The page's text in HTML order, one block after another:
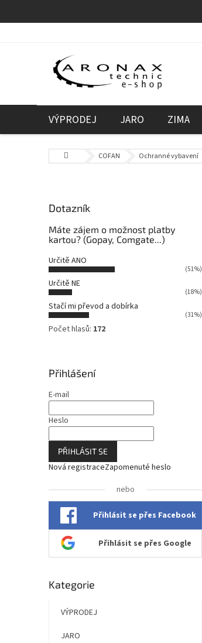
VÝPRODEJ JARO ZIMA
Domů COFAN Ochranné vybavení
s
t
r
n
n
í
p
a
n
Dotazník
Máte zájem o možnost platby
kartou? (Gopay, Comgate...)
Určitě ANO
(51%)
Určitě NE
(18%)
Stačí mi převod a dobírka
(31%)
Počet hlasů: 172
Přihlášení
E-mail
Heslo
PŘIHLÁSIT SE
Nová registraceZapomenuté heslo
nebo
Přihlásit se přes Facebook
Přihlásit se přes Google
Přeskočit
Kategorie
VÝPRODEJ
JARO